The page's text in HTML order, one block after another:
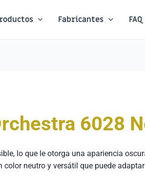
Fabricantes FAQ
6028
lo que le otorga una apariencia
neutro y versátil que puede